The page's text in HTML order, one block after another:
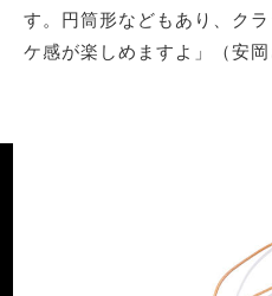
す。円筒形などもあり、ク
ケ感が楽しめますよ」（安岡